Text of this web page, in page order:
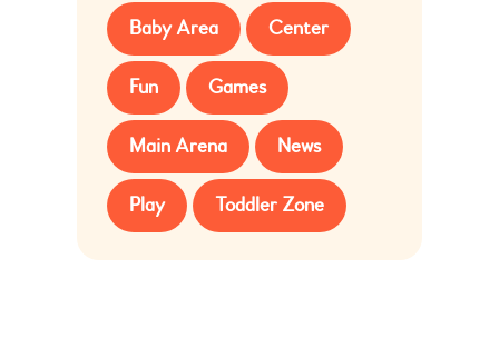
Baby Area Center
Fun Games
Main Arena News
Play Toddler Zone